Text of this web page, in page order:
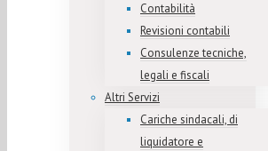
Contabilità
Revisioni contabili
Consulenze tecniche,
legali e fiscali
Altri Servizi
Cariche sindacali, di
liquidatore e